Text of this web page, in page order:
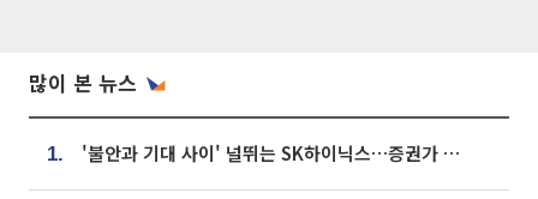
많이 본 뉴스
1. '불안과 기대 사이' 널뛰는 SK하이닉스…증권가 "HBM4·LTA 기반 펀터멘털 견고"